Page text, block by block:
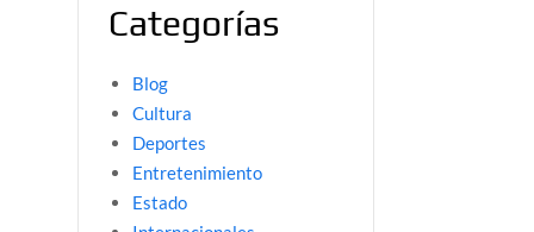
Categorías
Blog
Cultura
Deportes
Entretenimiento
Estado